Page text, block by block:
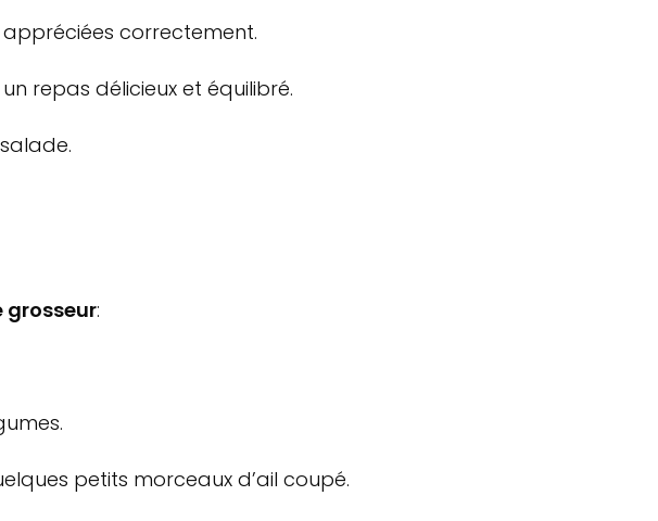
correctement.
repas délicieux et équilibré.
grosseur:
petits morceaux d’ail coupé.